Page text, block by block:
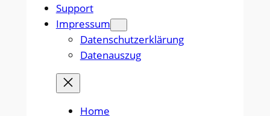
Support
Impressum
Datenschutzerklärung
Datenauszug
Home